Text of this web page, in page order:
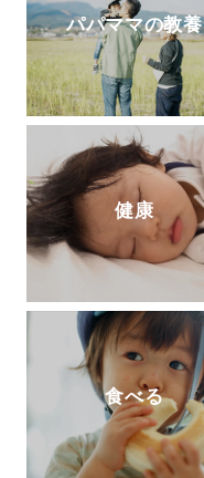
パパママの教養
健康
食べる